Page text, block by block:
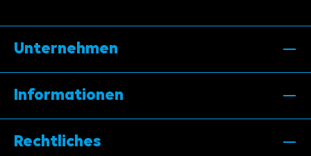
Unternehmen
Informationen
Rechtliches